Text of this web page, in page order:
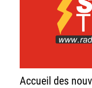
Accueil des